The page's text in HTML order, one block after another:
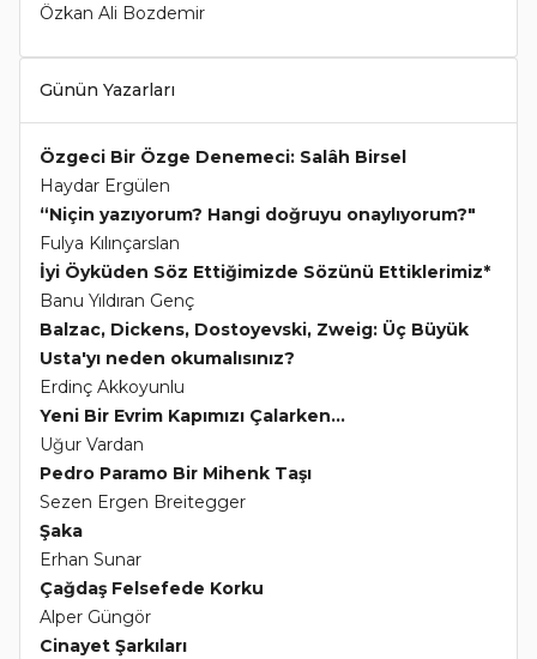
Özkan Ali Bozdemir
Günün Yazarları
Özgeci Bir Özge Denemeci: Salâh Birsel
Haydar Ergülen
“Niçin yazıyorum? Hangi doğruyu onaylıyorum?"
Fulya Kılınçarslan
İyi Öyküden Söz Ettiğimizde Sözünü Ettiklerimiz*
Banu Yıldıran Genç
Balzac, Dickens, Dostoyevski, Zweig: Üç Büyük
Usta'yı neden okumalısınız?
Erdinç Akkoyunlu
Yeni Bir Evrim Kapımızı Çalarken...
Uğur Vardan
Pedro Paramo Bir Mihenk Taşı
Sezen Ergen Breitegger
Şaka
Erhan Sunar
Çağdaş Felsefede Korku
Alper Güngör
Cinayet Şarkıları